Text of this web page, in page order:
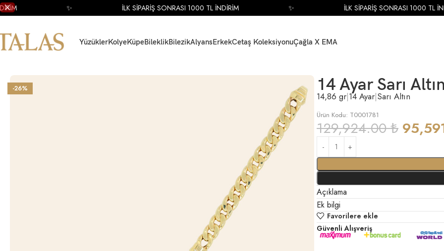
YüzüklerKolyeKüpeBileklikBilezikAlyansErkekCetaş KoleksiyonuÇağla X EMA
-26% 14 Ayar Sarı
14,86 gr|14 Ayar|Sarı Altın
Ürün Kodu: T0001781
129,924.00₺
Açıklama
Ek bilgi
Favorilere ekle
Güvenli Alışveriş
İLK SİPARİŞ SONRASI 1000 TL İNDİRİM İLK SİPARİŞ SONRASI 1000 TL